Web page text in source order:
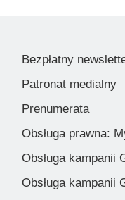
Bezpłatny
Patronat medialny
Prenumerata
Obsługa prawna:
Obsługa kampanii
Obsługa kampanii